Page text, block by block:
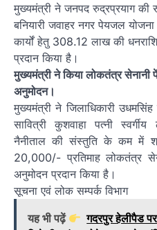
मुख्यमंत्री ने जनपद रुद्रप्रयाग की
बनियारी जवाहर नगर पेयजल
कार्यों हेतु 308.12 लाख की
प्रदान किया है।
मुख्यमंत्री ने किया लोकतंत्र
अनुमोदन।
मुख्यमंत्री ने जिलाधिकारी
सावित्री कुशवाहा पत्नी स्वर्गीय
नैनीताल की संस्तुति के कम में
20,000/- प्रतिमाह लोकतंत्र
अनुमोदन प्रदान किया है।
सूचना एवं लोक सम्पर्क विभाग
यह भी पढ़ें
गदरपुर हेलीपैड